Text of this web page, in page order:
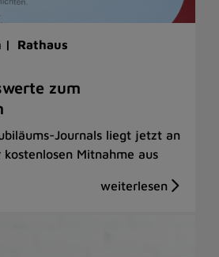
| Rathaus
zum
Journals liegt jetzt an
Mitnahme aus